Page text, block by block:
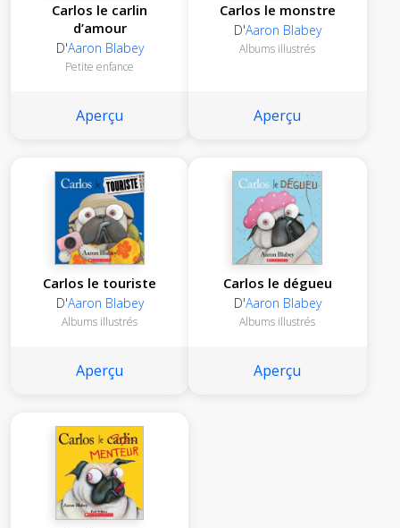
Carlos le carlin
d’amour
D'Aaron Blabey
Petite enfance
Aperçu
Carlos le monstre
D'Aaron Blabey
Albums illustrés
Aperçu
Carlos le touriste
D'Aaron Blabey
Albums illustrés
Aperçu
Carlos le dégueu
D'Aaron Blabey
Albums illustrés
Aperçu